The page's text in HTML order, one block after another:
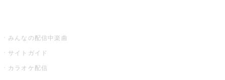
みんなの配信中楽曲
サイトガイド
カラオケ配信